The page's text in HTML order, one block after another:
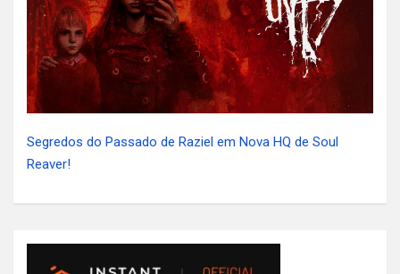
Segredos do Passado de Raziel em Nova HQ de Soul
Reaver!